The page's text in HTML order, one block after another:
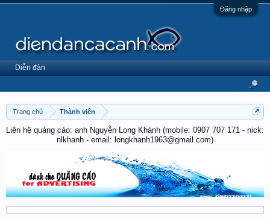
Đăng nhập
Trang chủ Thành viên
Liên hệ quảng cáo: anh Nguyễn Long Khánh (mobile: 0907 707 171 - nick:
nlkhanh - email: longkhanh1963@gmail.com)
Diễn đàn